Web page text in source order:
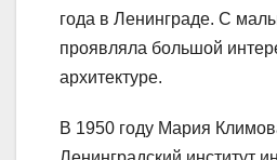
года в Ленинграде. С
проявляла большой
архитектуре.
В 1950 году Мария